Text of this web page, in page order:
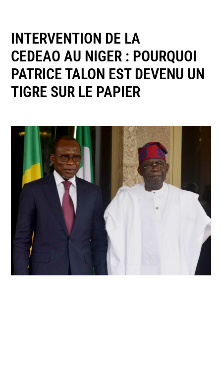
INTERVENTION DE LA
CEDEAO AU NIGER : POURQUOI
PATRICE TALON EST DEVENU UN
TIGRE SUR LE PAPIER